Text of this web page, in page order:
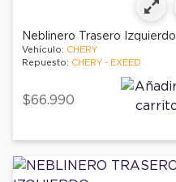
Neblinero Trasero Izquierdo
Vehículo: CHERY
Repuesto: CHERY - EXEED
$66.990